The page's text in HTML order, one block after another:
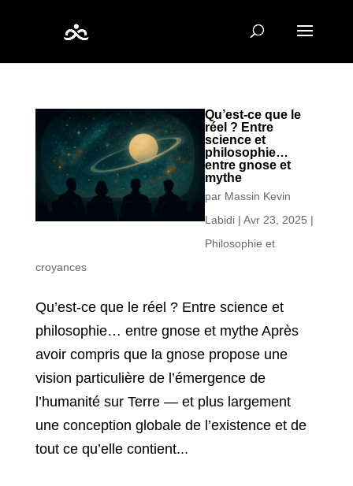
Qu’est-ce que le
réel ? Entre
science et
philosophie…
entre gnose et
mythe
par Massin Kevin
Labidi| Avr 23, 2025 |
Philosophie et
croyances
Qu’est-ce que le réel ? Entre science et
philosophie… entre gnose et mythe Après
avoir compris que la gnose propose une
vision particulière de l’émergence de
l’humanité sur Terre — et plus largement
une conception globale de l’existence et de
tout ce qu’elle contient...